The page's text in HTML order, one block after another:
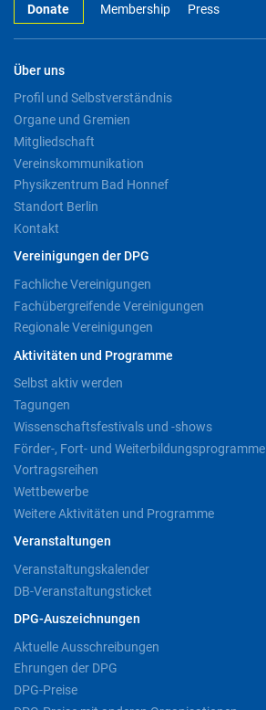
Donate Membership Press
Über uns
Profil und Selbstverständnis
Organe und Gremien
Mitgliedschaft
Vereinskommunikation
Physikzentrum Bad Honnef
Standort Berlin
Kontakt
Vereinigungen der DPG
Fachliche Vereinigungen
Fachübergreifende Vereinigungen
Regionale Vereinigungen
Aktivitäten und Programme
Selbst aktiv werden
Tagungen
Wissenschaftsfestivals und -shows
Förder-, Fort- und Weiterbildungsprogramme
Vortragsreihen
Wettbewerbe
Weitere Aktivitäten und Programme
Veranstaltungen
Veranstaltungskalender
DB-Veranstaltungsticket
DPG-Auszeichnungen
Aktuelle Ausschreibungen
Ehrungen der DPG
DPG-Preise